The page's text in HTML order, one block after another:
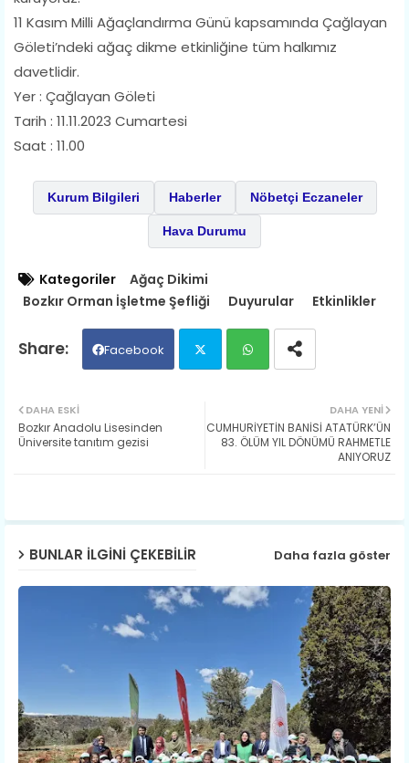
11 Kasım Milli Ağaçlandırma Günü kapsamında Çağlayan
Göleti’ndeki ağaç dikme etkinliğine tüm halkımız
davetlidir.
Yer : Çağlayan Göleti
Tarih : 11.11.2023 Cumartesi
Saat : 11.00
Kurum Bilgileri Haberler Nöbetçi Eczaneler
Hava Durumu
Kategoriler
Ağaç Dikimi
Bozkır Orman İşletme Şefliği
Duyurular Etkinlikler
Facebook
ter ats
DAHA YENI
CUMHURİYETİN BANİSİ ATATÜRK’ÜN
83. ÖLÜM YIL DÖNÜMÜ RAHMETLE
ANIYORUZ
DAHA ESKI
Bozkır Anadolu Lisesinden
Üniversite tanıtım gezisi
BUNLAR ILGINI ÇEKEBILIR Daha fazla göster